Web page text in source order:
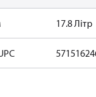
17.8 Літр